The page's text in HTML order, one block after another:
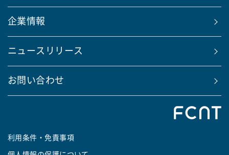
企業情報
ニュースリリース
お問い合わせ
利用条件・免責事項